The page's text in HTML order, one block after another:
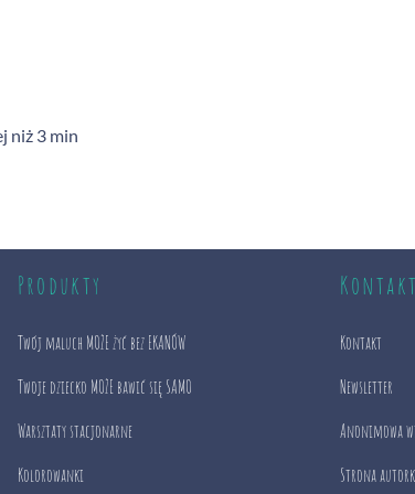
niż 3 min
Produkty
Twój maluch MOŻE żyć bez EKANÓW
Twoje dziecko MOŻE bawić się SAMO
Warsztaty stacjonarne
Kolorowanki
Kontakt
Kontakt
Newsletter
Anonimowa
Strona